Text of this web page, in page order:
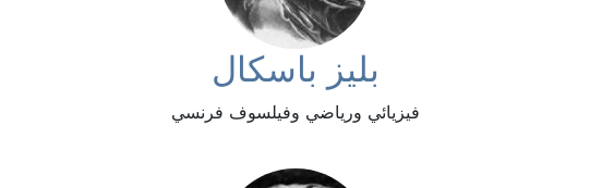
بليز باسكال
فيزيائي ورياضي وفيلسوف فرنسي